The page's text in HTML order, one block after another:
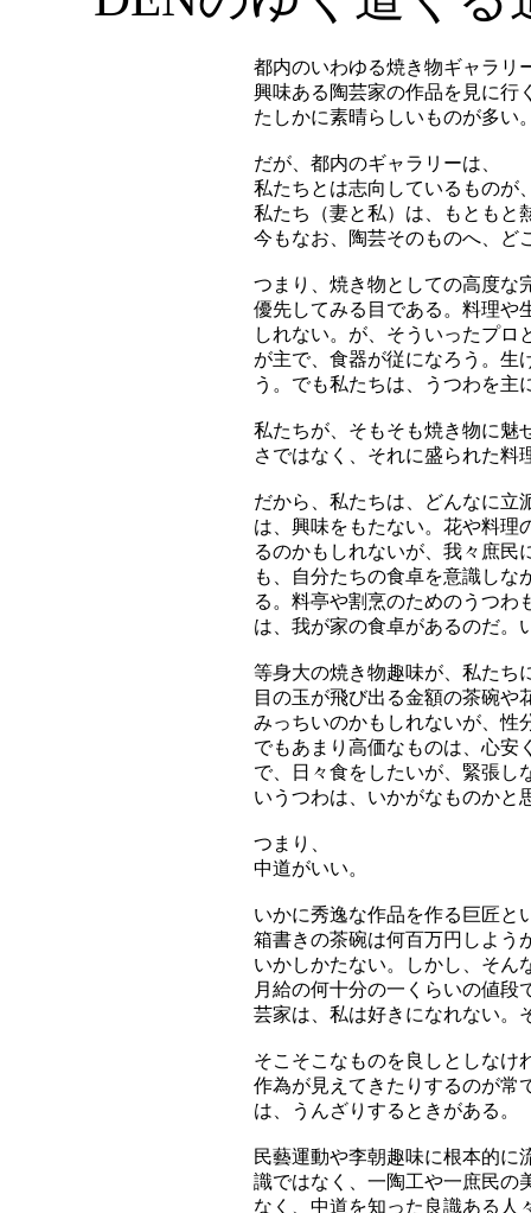
都内のいわゆる焼き物ギャラリ
興味ある陶芸家の作品を見に行
たしかに素晴らしいものが多い
だが、都内のギャラリーは、
私たちとは志向しているものが
私たち（妻と私）は、もともと
今もなお、陶芸そのものへ、ど
つまり、焼き物としての高度な
優先してみる目である。料理や
しれない。が、そういったプロ
が主で、食器が従になろう。生
う。でも私たちは、うつわを主
私たちが、そもそも焼き物に魅
さではなく、それに盛られた料
だから、私たちは、どんなに立
は、興味をもたない。花や料理
るのかもしれないが、我々庶民
も、自分たちの食卓を意識しな
る。料亭や割烹のためのうつわ
は、我が家の食卓があるのだ。
等身大の焼き物趣味が、私たち
目の玉が飛び出る金額の茶碗や
みっちいのかもしれないが、性
でもあまり高価なものは、心安
で、日々食をしたいが、緊張し
いうつわは、いかがなものかと
つまり、
中道がいい。
いかに秀逸な作品を作る巨匠と
箱書きの茶碗は何百万円しよう
いかしかたない。しかし、そん
月給の何十分の一くらいの値段
芸家は、私は好きになれない。
そこそこなものを良しとしなけ
作為が見えてきたりするのが常
は、うんざりするときがある。
民藝運動や李朝趣味に根本的に
識ではなく、一陶工や一庶民の
なく、中道を知った良識ある人